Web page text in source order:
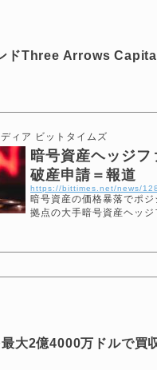
ドThree Arrows
ィア ビットタイムズ
暗号資産ヘッジ
破産申請＝報道
https://bittimes.net/news/
暗号資産の価格暴落でポ
拠点の大手暗号資産ヘッ
大2億4000万ドルで買